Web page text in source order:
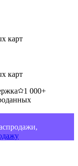
карт
карт
1 000+